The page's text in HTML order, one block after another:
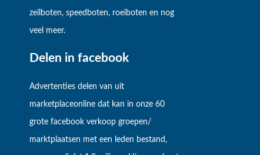
zeilboten, speedboten, roeiboten en nog
veel meer.
Delen in facebook
Advertenties delen van uit
marketplaceonline dat kan in onze 60
grote facebook verkoop groepen/
marktplaatsen met een leden bestand,